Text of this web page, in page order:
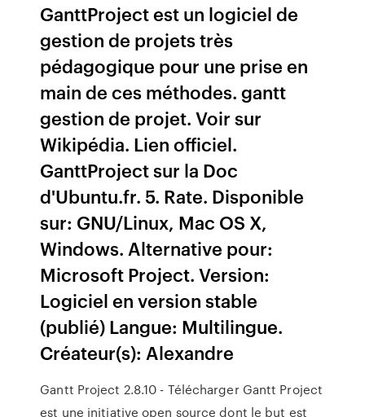
GanttProject est un logiciel de
gestion de projets très
pédagogique pour une prise en
main de ces méthodes. gantt
gestion de projet. Voir sur
Wikipédia. Lien officiel.
GanttProject sur la Doc
d'Ubuntu.fr. 5. Rate. Disponible
sur: GNU/Linux, Mac OS X,
Windows. Alternative pour:
Microsoft Project. Version:
Logiciel en version stable
(publié) Langue: Multilingue.
Créateur(s): Alexandre
Gantt Project 2.8.10 - Télécharger Gantt Project
est une initiative open source dont le but est